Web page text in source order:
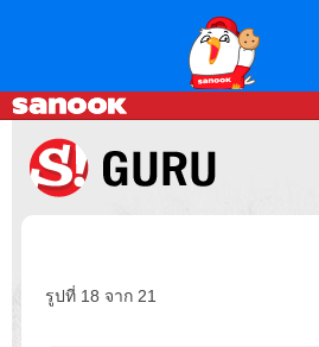
รูปที่ 18 จาก 21